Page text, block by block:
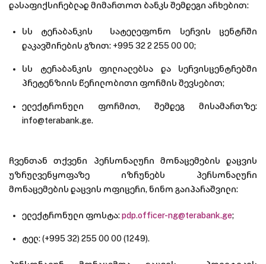
დასაფიქსირებლად მიმართოთ ბანკს შემდეგი არხებით:
სს ტერაბანკის სატელეფონო სერვის ცენტრში
დაკავშირების გზით: +995 32 2 255 00 00;
სს ტერაბანკის ფილიალებსა და სერვისცენტრებში
პრეტენზიის წერილობითი ფორმის შევსებით;
ელექტრონული ფორმით, შემდეგ მისამართზე:
info@terabank.ge.
ჩვენთან თქვენი პერსონალური მონაცემების დაცვის
უზრულვენყოფაზე იზრუნებს პერსონალური
მონაცემების დაცვის ოფიცერი, ნინო გაიპარაშვილი:
ელექტრონული ფოსტა:pdp.officer-ng@terabank.ge;
ტელ: (+995 32) 255 00 00 (1249).